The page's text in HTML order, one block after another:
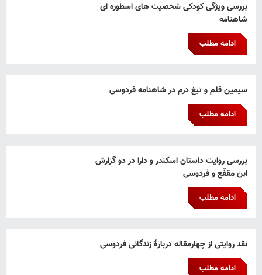
بررسی ویژگی کودکی شخصیت های اسطوره ای
شاهنامه
ادامه مطلب
سیمین قلم و تیغ درم در شاهنامه فردوسی
ادامه مطلب
بررسی روایت داستان اسکندر و دارا در دو گزارش
ابن مقفّع و فردوسی
ادامه مطلب
نقد روایتی از چهارمقاله دربارۀ زندگانی فردوسی
ادامه مطلب